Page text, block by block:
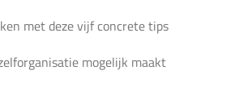
met deze vijf concrete tips
mogelijk maakt